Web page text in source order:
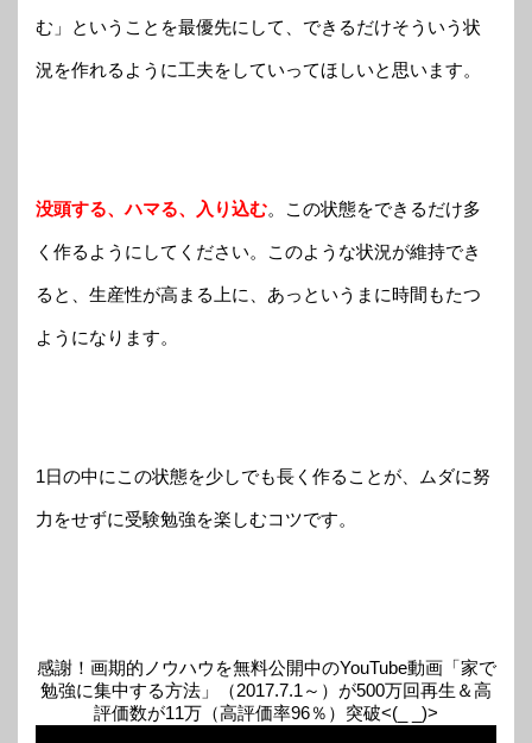
む」ということを最優先にして、できるだけそういう状
況を作れるように工夫をしていってほしいと思います。
没頭する、ハマる、入り込む。この状態をできるだけ多
く作るようにしてください。 このような状況が維持でき
ると、生産性が高まる上に、あっというまに時間もたつ
ようになります。
1日の中にこの状態を少しでも長く作ることが、ムダに努
力をせずに受験勉強を楽しむコツです。
感謝！画期的ノウハウを無料公開中のYouTube動画「家で
勉強に集中する方法」（2017.7.1～）が500万回再生＆高
評価数が11万（高評価率96％）突破<(_ _)>